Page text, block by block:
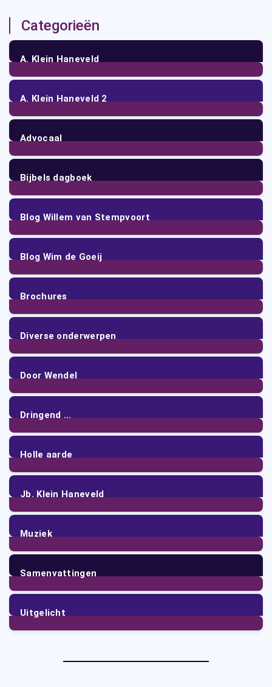
Categorieën
A. Klein Haneveld
102Posts
A. Klein Haneveld 2
4Posts
Advocaal
17Posts
Bijbels dagboek
4Posts
Blog Willem van Stempvoort
64Posts
Blog Wim de Goeij
21Posts
Brochures
7Posts
Diverse onderwerpen
57Posts
Door Wendel
7Posts
Dringend ...
2Posts
Holle aarde
9Posts
Jb. Klein Haneveld
2Posts
Muziek
12Posts
Samenvattingen
53Posts
Uitgelicht